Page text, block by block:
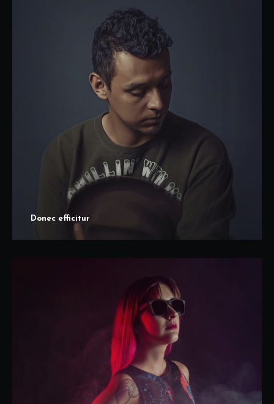
Donec efficitur